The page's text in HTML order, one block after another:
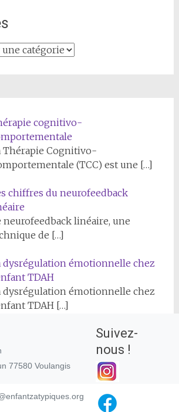
cognitivo-
Thérapie Cognitivo-
(TCC) est une […]
chiffres du neurofeedback
neurofeedback linéaire, une
de […]
dysrégulation émotionnelle chez
TDAH
dysrégulation émotionnelle chez
TDAH […]
77580 Voulangis
Suivez-
nous !
Tous droits réservés.